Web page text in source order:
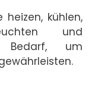
kühlen,
und
um